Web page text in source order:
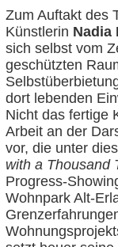
Zum Auftakt des
Künstlerin Nadia
sich selbst vom
geschützten
dort lebenden
Nicht das fertige
Arbeit an der
vor, die unter
with a Thousand
Progress-
Wohnpark Alt-